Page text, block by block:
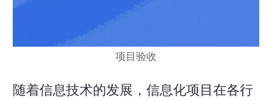
项目验收
随着信息技术的发展，信息化项目在各行